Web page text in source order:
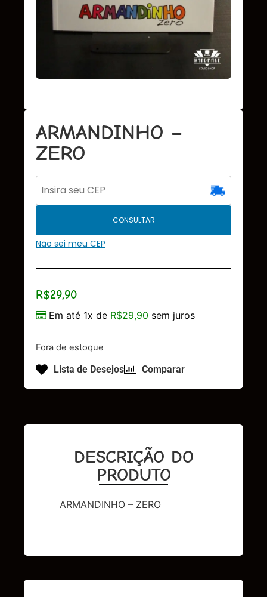
ARMANDINHO –
ZERO
CONSULTAR
Não sei meu CEP
R$29,90
Em até 1x de R$29,90 sem juros
Fora de estoque
Lista de Desejos Comparar
DESCRIÇÃO DO
PRODUTO
ARMANDINHO – ZERO